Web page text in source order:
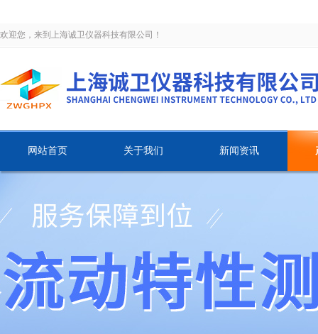
欢迎您，来到上海诚卫仪器科技有限公司！
网站首页 关于我们 新闻资讯